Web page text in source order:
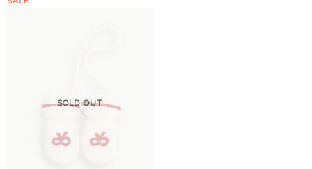
SOLD OUT